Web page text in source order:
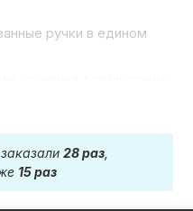
ручки в едином
выдвижением,
хранения игрушек и
расположенные на
заказали28 раз
15 раз